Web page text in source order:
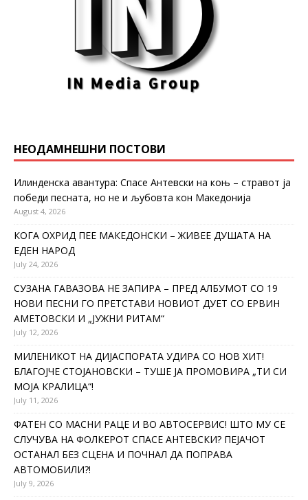
НЕОДАМНЕШНИ ПОСТОВИ
Илинденска авантура: Спасе Антевски на коњ – стравот ја
победи песната, но не и љубовта кон Македонија
August 4, 2026
КОГА ОХРИД ПЕЕ МАКЕДОНСКИ – ЖИВЕЕ ДУШАТА НА
ЕДЕН НАРОД
July 24, 2026
СУЗАНА ГАВАЗОВА НЕ ЗАПИРА – ПРЕД АЛБУМОТ СО 19
НОВИ ПЕСНИ ГО ПРЕТСТАВИ НОВИОТ ДУЕТ СО ЕРВИН
АМЕТОВСКИ И „ЈУЖНИ РИТАМ“
July 12, 2026
МИЛЕНИКОТ НА ДИЈАСПОРАТА УДИРА СО НОВ ХИТ!
БЛАГОЈЧЕ СТОЈАНОВСКИ – ТУШЕ ЈА ПРОМОВИРА „ТИ СИ
МОЈА КРАЛИЦА“!
July 11, 2026
ФАТЕН СО МАСНИ РАЦЕ И ВО АВТОСЕРВИС! ШТО МУ СЕ
СЛУЧУВА НА ФОЛКЕРОТ СПАСЕ АНТЕВСКИ? ПЕЈАЧОТ
ОСТАНАЛ БЕЗ СЦЕНА И ПОЧНАЛ ДА ПОПРАВА
АВТОМОБИЛИ?!
July 9, 2026